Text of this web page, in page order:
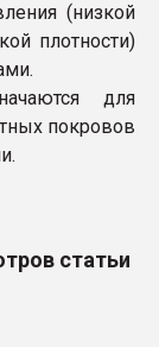
(низкой
плотности)
для
покровов
статьи